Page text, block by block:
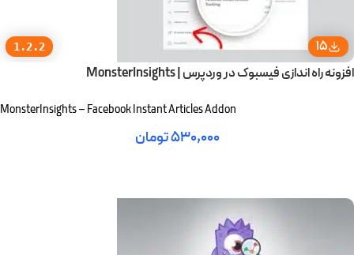
15
1.2.2
افزونه راه اندازی فیسبوک در وردپرس | MonsterInsights
MonsterInsights – Facebook Instant Articles Addon
۵۳۰,۰۰۰تومان